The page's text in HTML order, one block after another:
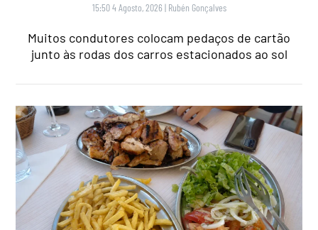
15:50 4 Agosto, 2026 | Rubén Gonçalves
Muitos condutores colocam pedaços de cartão
junto às rodas dos carros estacionados ao sol